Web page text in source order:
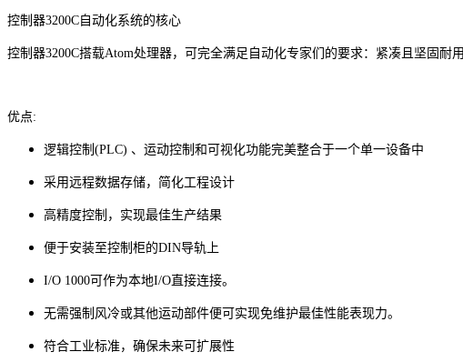
控制器3200C自动化系统的核心
控制器3200C搭载Atom处理器，可完全满足自动化专家们的要求：紧凑且坚固耐
优点:
逻辑控制(PLC) 、运动控制和可视化功能完美整合于一个单一设备中
采用远程数据存储，简化工程设计
高精度控制，实现最佳生产结果
便于安装至控制柜的DIN导轨上
I/O 1000可作为本地I/O直接连接。
无需强制风冷或其他运动部件便可实现免维护最佳性能表现力。
符合工业标准，确保未来可扩展性